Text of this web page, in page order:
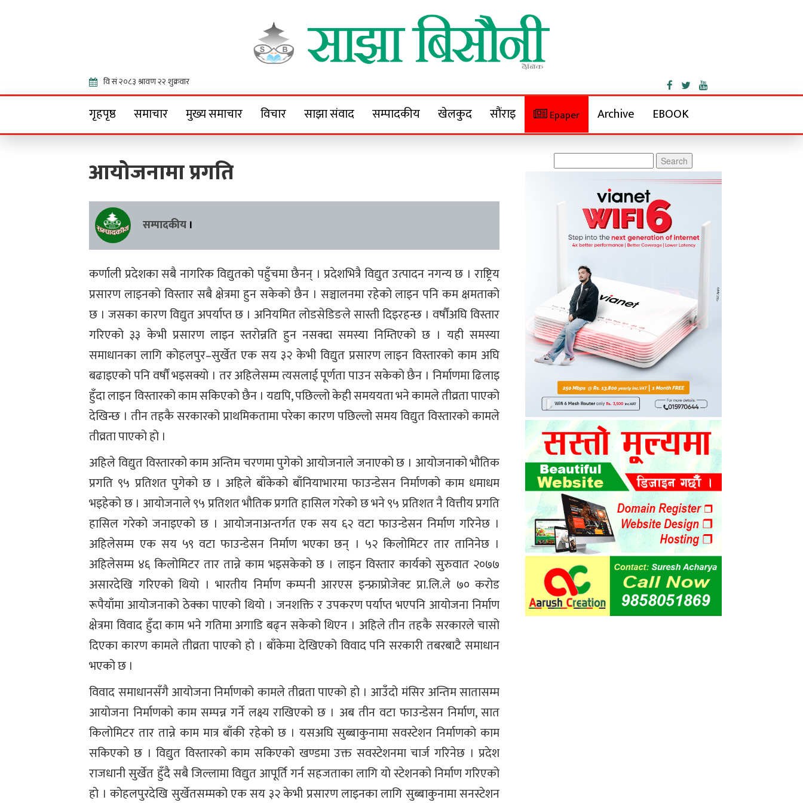
Sajha Bisaunee
गृहपृष्ठ समाचार मुख्य समाचार विचार साझा संवाद सम्पादकीय खेलकुद सौंराइ Epaper Archive EBOOK
आयोजनामा प्रगति
सम्पादकीय ।
कर्णाली प्रदेशका सबै नागरिक विद्युतको पहुँचमा छैनन् । प्रदेशभित्रै विद्युत उत्पादन नगन्य छ । राष्ट्रिय
प्रसारण लाइनको विस्तार सबै क्षेत्रमा हुन सकेको छैन । सञ्चालनमा रहेको लाइन पनि कम क्षमताको
छ । जसका कारण विद्युत अपर्याप्त छ । अनियमित लोडसेडिङले सास्ती दिइरहन्छ । वर्षौंअघि विस्तार
गरिएको ३३ केभी प्रसारण लाइन स्तरोन्नति हुन नसक्दा समस्या निम्तिएको छ । यही समस्या
समाधानका लागि कोहलपुर–सुर्खेत एक सय ३२ केभी विद्युत प्रसारण लाइन विस्तारको काम अघि
बढाइएको पनि वर्षौं भइसक्यो । तर अहिलेसम्म त्यसलाई पूर्णता पाउन सकेको छैन । निर्माणमा ढिलाइ
हुँदा लाइन विस्तारको काम सकिएको छैन । यद्यपि, पछिल्लो केही समययता भने कामले तीव्रता पाएको
देखिन्छ । तीन तहकै सरकारको प्राथमिकतामा परेका कारण पछिल्लो समय विद्युत विस्तारको कामले
तीव्रता पाएको हो ।
अहिले विद्युत विस्तारको काम अन्तिम चरणमा पुगेको आयोजनाले जनाएको छ । आयोजनाको भौतिक
प्रगति ९५ प्रतिशत पुगेको छ । अहिले बाँकेको बाँनियाभारमा फाउन्डेसन निर्माणको काम धमाधम
भइहेको छ । आयोजनाले ९५ प्रतिशत भौतिक प्रगति हासिल गरेको छ भने ९५ प्रतिशत नै वित्तीय प्रगति
हासिल गरेको जनाइएको छ । आयोजनाअन्तर्गत एक सय ६२ वटा फाउन्डेसन निर्माण गरिनेछ ।
अहिलेसम्म एक सय ५९ वटा फाउन्डेसन निर्माण भएका छन् । ५२ किलोमिटर तार तानिनेछ ।
अहिलेसम्म ४६ किलोमिटर तार तान्ने काम भइसकेको छ । लाइन विस्तार कार्यको सुरुवात २०७७
असारदेखि गरिएको थियो । भारतीय निर्माण कम्पनी आरएस इन्फ्राप्रोजेक्ट प्रा.लि.ले ७० करोड
रूपैयाँमा आयोजनाको ठेक्का पाएको थियो । जनशक्ति र उपकरण पर्याप्त भएपनि आयोजना निर्माण
क्षेत्रमा विवाद हुँदा काम भने गतिमा अगाडि बढ्न सकेको थिएन । अहिले तीन तहकै सरकारले चासो
दिएका कारण कामले तीव्रता पाएको हो । बाँकेमा देखिएको विवाद पनि सरकारी तबरबाटै समाधान
भएको छ ।
विवाद समाधानसँगै आयोजना निर्माणको कामले तीव्रता पाएको हो । आउँदो मंसिर अन्तिम सातासम्म
आयोजना निर्माणको काम सम्पन्न गर्ने लक्ष्य राखिएको छ । अब तीन वटा फाउन्डेसन निर्माण, सात
किलोमिटर तार तान्ने काम मात्र बाँकी रहेको छ । यसअघि सुब्बाकुनामा सवस्टेशन निर्माणको काम
सकिएको छ । विद्युत विस्तारको काम सकिएको खण्डमा उक्त सवस्टेशनमा चार्ज गरिनेछ । प्रदेश
राजधानी सुर्खेत हुँदै सबै जिल्लामा विद्युत आपूर्ति गर्न सहजताका लागि यो स्टेशनको निर्माण गरिएको
हो । कोहलपुरदेखि सुर्खेतसम्मको एक सय ३२ केभी प्रसारण लाइनका लागि सुब्बाकुनामा सनस्टेशन
for: